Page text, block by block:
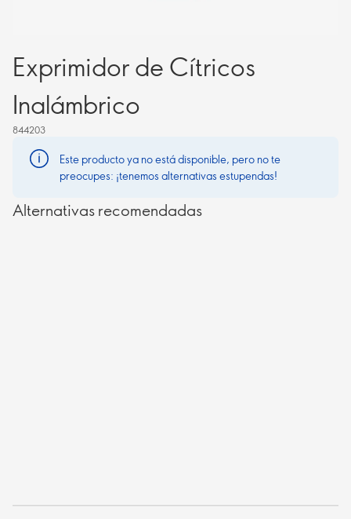
Exprimidor de Cítricos
Inalámbrico
844203
Este producto ya no está disponible, pero no te
preocupes: ¡tenemos alternativas estupendas!
Alternativas recomendadas